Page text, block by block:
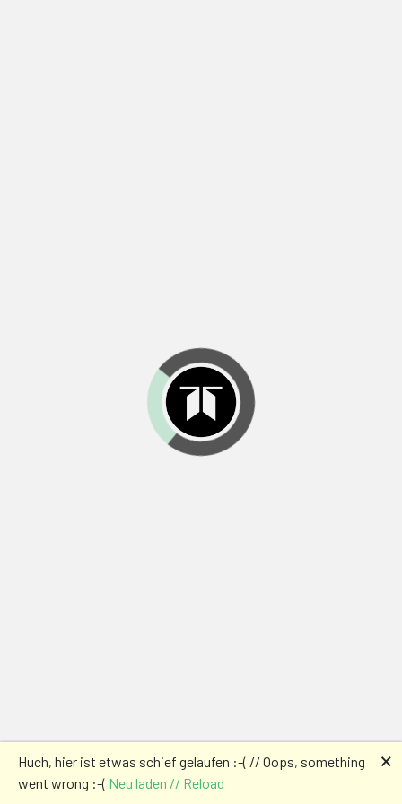
Huch, hier ist etwas schief gelaufen :-( // Oops, something
went wrong :-( Neu laden // Reload
🗙